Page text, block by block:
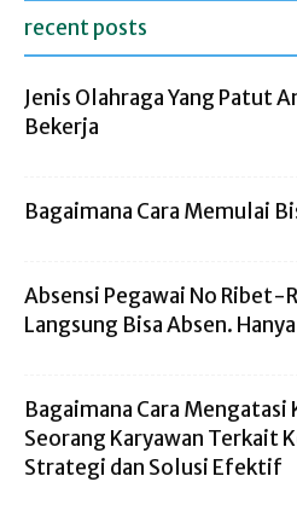
recent posts
Jenis Olahraga Yang Patut
Bekerja
Bagaimana Cara Memulai
Absensi Pegawai No
Langsung Bisa Absen.
Bagaimana Cara Mengatasi
Seorang Karyawan Terkait
Strategi dan Solusi Efektif